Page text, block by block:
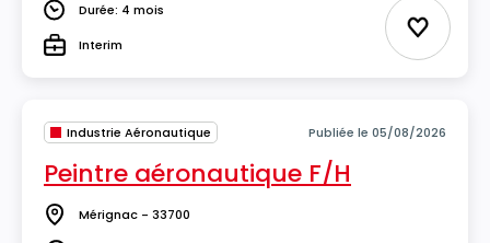
DuréeDurée: 4 mois
TypeInterim Ajouter
Industrie Aéronautique Publiée le 05/08/2026
Peintre aéronautique F/H
Lieu Mérignac - 33700